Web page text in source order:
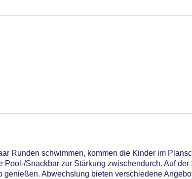
Runden schwimmen, kommen die Kinder im
Snackbar zur Stärkung zwischendurch. Auf der
Abwechslung bieten verschiedene